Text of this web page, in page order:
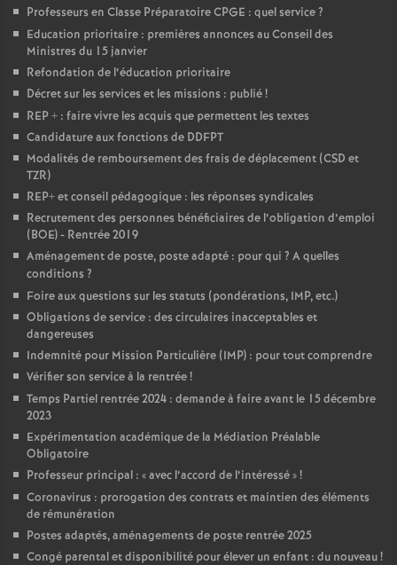
Professeurs en Classe Préparatoire CPGE : quel service?
Education prioritaire : premières annonces au Conseil des
Ministres du 15 janvier
Refondation de l’éducation prioritaire
Décret sur les services et les missions : publié!
REP + : faire vivre les acquis que permettent les textes
Candidature aux fonctions de DDFPT
Modalités de remboursement des frais de déplacement (CSD et
TZR)
REP+ et conseil pédagogique : les réponses syndicales
Recrutement des personnes bénéficiaires de l’obligation d’emploi
(BOE) - Rentrée 2019
Aménagement de poste, poste adapté : pour qui ? A quelles
conditions ?
Foire aux questions sur les statuts (pondérations, IMP, etc.)
Obligations de service : des circulaires inacceptables et
dangereuses
Indemnité pour Mission Particulière (IMP) : pour tout comprendre
Vérifier son service à la rentrée!
Temps Partiel rentrée 2024 : demande à faire avant le 15 décembre
2023
Expérimentation académique de la Médiation Préalable
Obligatoire
Professeur principal : «avec l’accord de l’intéressé»!
Coronavirus : prorogation des contrats et maintien des éléments
de rémunération
Postes adaptés, aménagements de poste rentrée 2025
Congé parental et disponibilité pour élever un enfant : du nouveau!